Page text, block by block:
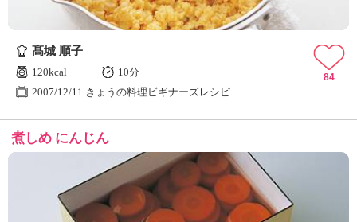
髙城 順子
120kcal
10分
2007/12/11 きょうの料理ビギナーズレシピ
84
煮しめ にんじん